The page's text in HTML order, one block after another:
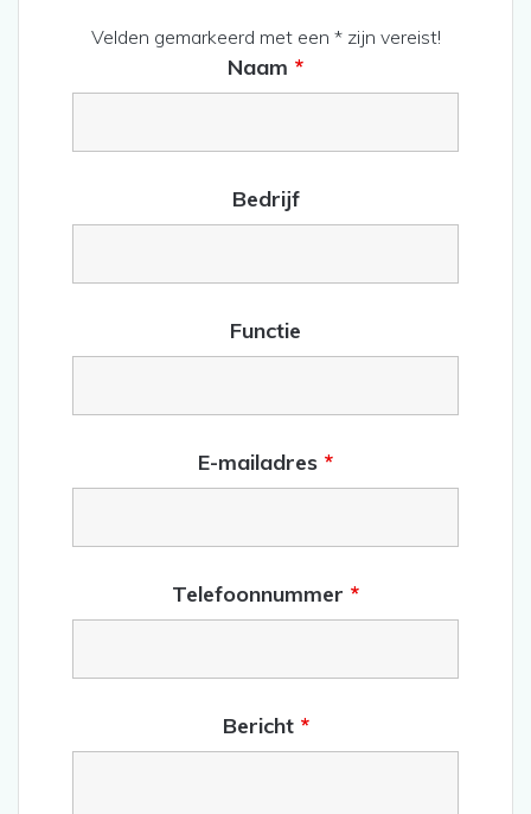
Velden gemarkeerd met een * zijn vereist!
Naam *
Bedrijf
Functie
E-mailadres *
Telefoonnummer *
Bericht *